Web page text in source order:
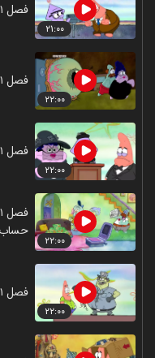
۲۱:۰۰
فصل ۱ - قسمت ۱۳ - اخبار خل ملنگ محله
۲۲:۰۰
فصل ۱ - قسمت ۱۴ - ستاره‌های آب رفته
۲۲:۰۰
فصل ۱ - قسمت ۱۵ - قصه شگفت انگیز
۲۲:۰۰
حساب
۲۲:۰۰
فصل ۱ - قسمت ۱۷ - آب دهنش ولوئه